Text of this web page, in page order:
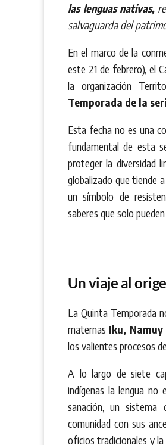
las lenguas nativas,
salvaguarda del
En el marco de la
este 21 de febrero), el
la organización
Temporada de la
Esta fecha no es una
fundamental de esta
proteger la diversidad
globalizado que tiende
un símbolo de
saberes que solo
Un viaje al
La Quinta Temporada
maternas Iku,
los valientes procesos
A lo largo de siete
indígenas la lengua no
sanación, un
comunidad con sus
oficios tradicionales y la